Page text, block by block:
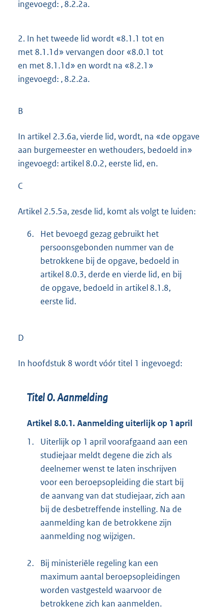
ingevoegd: , 8.2.2a.
2. In het tweede lid wordt «8.1.1 tot en
met 8.1.1d» vervangen door «8.0.1 tot
en met 8.1.1d» en wordt na «8.2.1»
ingevoegd: , 8.2.2a.
B
In artikel 2.3.6a, vierde lid, wordt, na «de opgave
aan burgemeester en wethouders, bedoeld in»
ingevoegd: artikel 8.0.2, eerste lid, en.
C
Artikel 2.5.5a, zesde lid, komt als volgt te luiden:
6.
Het bevoegd gezag gebruikt het
persoonsgebonden nummer van de
betrokkene bij de opgave, bedoeld in
artikel 8.0.3, derde en vierde lid, en bij
de opgave, bedoeld in artikel 8.1.8,
eerste lid.
D
In hoofdstuk 8 wordt vóór titel 1 ingevoegd:
Titel 0. Aanmelding
Artikel 8.0.1. Aanmelding uiterlijk op 1 april
1.
Uiterlijk op 1 april voorafgaand aan een
studiejaar meldt degene die zich als
deelnemer wenst te laten inschrijven
voor een beroepsopleiding die start bij
de aanvang van dat studiejaar, zich aan
bij de desbetreffende instelling. Na de
aanmelding kan de betrokkene zijn
aanmelding nog wijzigen.
2.
Bij ministeriële regeling kan een
maximum aantal beroepsopleidingen
worden vastgesteld waarvoor de
betrokkene zich kan aanmelden.